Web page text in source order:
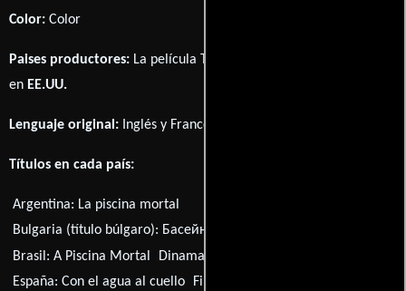
Color: Color
Paises productores: La película The Drowning Pool fué producida
en EE.UU.
Lenguaje original: Inglés y Francés
Títulos en cada país:
Argentina: La piscina mortal
Bulgaria (título búlgaro): Басейнът на удавниците
Brasil:A Piscina Mortal Dinamarca:
España:Con el agua al cuello Finlandia: